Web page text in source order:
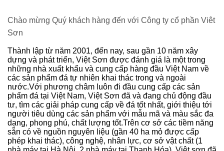
Chào mừng Quý khách hàng đến với Công ty cổ phần Viêt
Sơn
Thành lập từ năm 2001, đến nay, sau gần 10 năm xây
dựng và phát triển, Việt Sơn được đánh giá là một trong
những nhà xuất khẩu và cung cấp hàng đầu Việt Nam về
các sản phẩm đá tự nhiên khai thác trong và ngoài
nước.Với phương châm luôn đi đầu cung cấp các sản
phẩm đá tại Việt Nam, Việt Sơn đã và đang chủ động đầu
tư, tìm các giải pháp cung cấp về đá tốt nhất, giới thiệu tới
người tiêu dùng các sản phẩm với mẫu mã và màu sắc đa
dạng, phong phú, chất lượng tốt.Trên cơ sở các tiềm năng
sẵn có về nguồn nguyên liệu (gần 40 ha mỏ được cấp
phép khai thác), công nghệ, nhân lực, cơ sở vật chất (1